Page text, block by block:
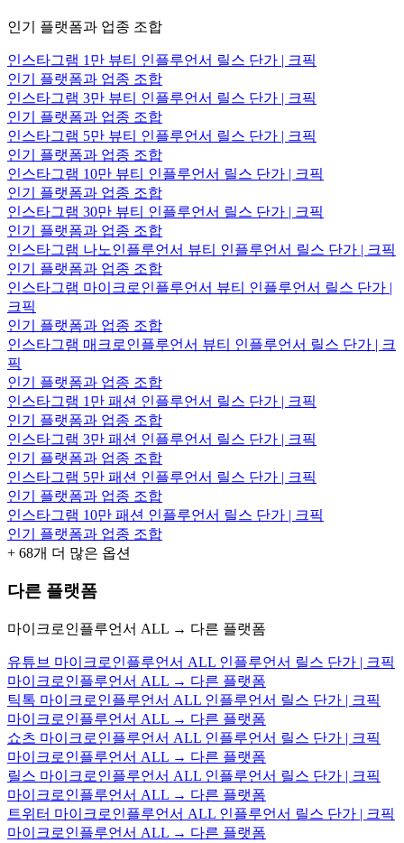
인기 플랫폼과 업종 조합
인스타그램 1만 뷰티 인플루언서 릴스 단가 | 크픽
인기 플랫폼과 업종 조합
인스타그램 3만 뷰티 인플루언서 릴스 단가 | 크픽
인기 플랫폼과 업종 조합
인스타그램 5만 뷰티 인플루언서 릴스 단가 | 크픽
인기 플랫폼과 업종 조합
인스타그램 10만 뷰티 인플루언서 릴스 단가 | 크픽
인기 플랫폼과 업종 조합
인스타그램 30만 뷰티 인플루언서 릴스 단가 | 크픽
인기 플랫폼과 업종 조합
인스타그램 나노인플루언서 뷰티 인플루언서 릴스 단가 | 크픽
인기 플랫폼과 업종 조합
인스타그램 마이크로인플루언서 뷰티 인플루언서 릴스 단가 |
크픽
인기 플랫폼과 업종 조합
인스타그램 매크로인플루언서 뷰티 인플루언서 릴스 단가 | 크
픽
인기 플랫폼과 업종 조합
인스타그램 1만 패션 인플루언서 릴스 단가 | 크픽
인기 플랫폼과 업종 조합
인스타그램 3만 패션 인플루언서 릴스 단가 | 크픽
인기 플랫폼과 업종 조합
인스타그램 5만 패션 인플루언서 릴스 단가 | 크픽
인기 플랫폼과 업종 조합
인스타그램 10만 패션 인플루언서 릴스 단가 | 크픽
인기 플랫폼과 업종 조합
+ 68개 더 많은 옵션
다른 플랫폼
마이크로인플루언서 ALL → 다른 플랫폼
유튜브 마이크로인플루언서 ALL 인플루언서 릴스 단가 | 크픽
마이크로인플루언서 ALL → 다른 플랫폼
틱톡 마이크로인플루언서 ALL 인플루언서 릴스 단가 | 크픽
마이크로인플루언서 ALL → 다른 플랫폼
쇼츠 마이크로인플루언서 ALL 인플루언서 릴스 단가 | 크픽
마이크로인플루언서 ALL → 다른 플랫폼
릴스 마이크로인플루언서 ALL 인플루언서 릴스 단가 | 크픽
마이크로인플루언서 ALL → 다른 플랫폼
트위터 마이크로인플루언서 ALL 인플루언서 릴스 단가 | 크픽
마이크로인플루언서 ALL → 다른 플랫폼